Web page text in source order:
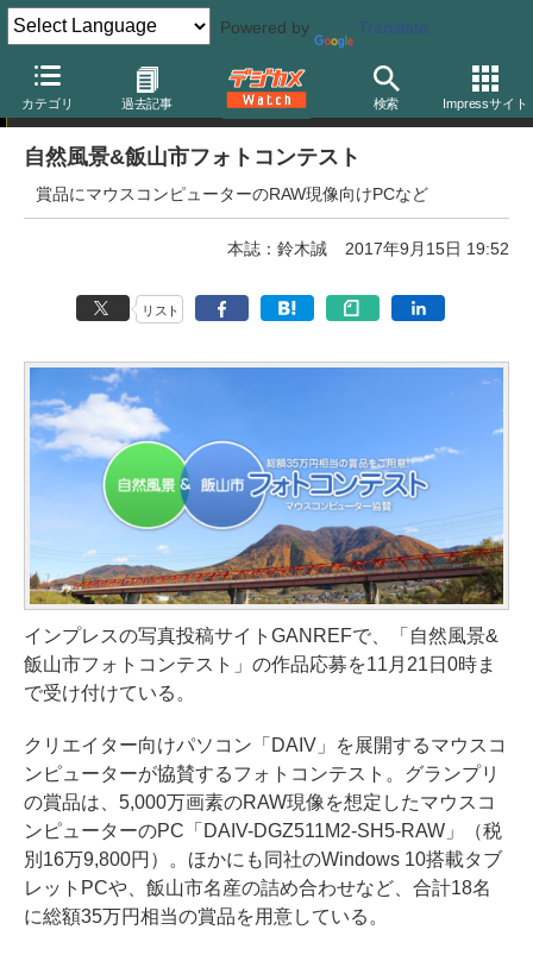
Powered by Translate
カテゴリ 過去記事 検索 Impressサイト
フォトコンテスト
自然風景&飯山市フォトコンテスト
賞品にマウスコンピューターのRAW現像向けPCなど
本誌：鈴木誠 2017年9月15日 19:52
リスト
インプレスの写真投稿サイトGANREFで、「自然風景&
飯山市フォトコンテスト」の作品応募を11月21日0時ま
で受け付けている。
クリエイター向けパソコン「DAIV」を展開するマウスコ
ンピューターが協賛するフォトコンテスト。グランプリ
の賞品は、5,000万画素のRAW現像を想定したマウスコ
ンピューターのPC「DAIV-DGZ511M2-SH5-RAW」（税
別16万9,800円）。ほかにも同社のWindows 10搭載タブ
レットPCや、飯山市名産の詰め合わせなど、合計18名
に総額35万円相当の賞品を用意している。